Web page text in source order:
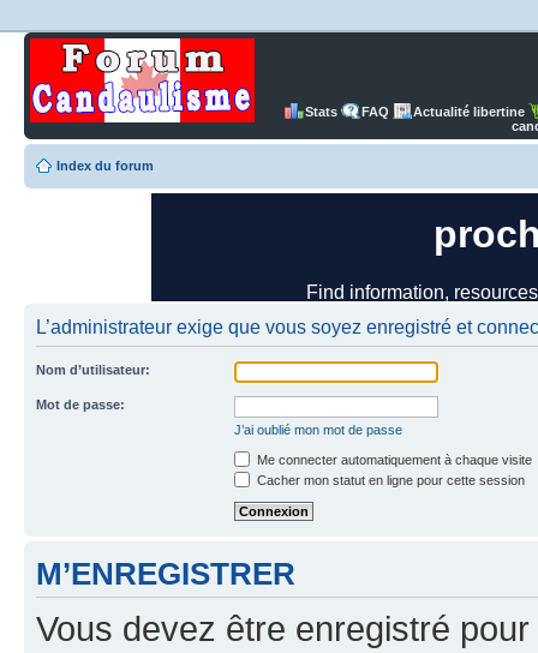
Stats FAQ
Actualité libertine
Index du forum
L’administrateur exige que vous soyez enregistré et
Nom d’utilisateur:
Mot de passe:
J’ai oublié mon mot de passe
Me connecter automatiquement à chaque visite
Cacher mon statut en ligne pour cette session
M’ENREGISTRER
Vous devez être enregistré